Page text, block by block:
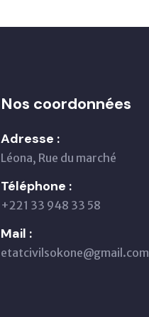
Nos coordonnées
Adresse :
Léona, Rue du marché
Téléphone :
+221 33 948 33 58
Mail :
etatcivilsokone@gmail.com